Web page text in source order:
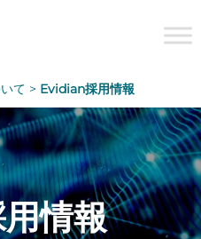
て > Evidian採用情報
情報